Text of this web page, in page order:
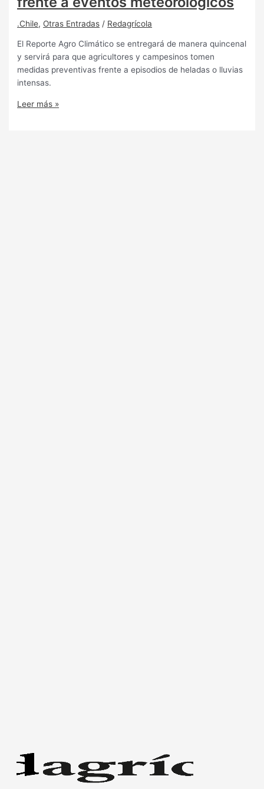
.Chile, Otras Entradas / Redagrícola
El Reporte Agro Climático se entregará de manera quincenal
y servirá para que agricultores y campesinos tomen
medidas preventivas frente a episodios de heladas o lluvias
intensas.
Leer más »